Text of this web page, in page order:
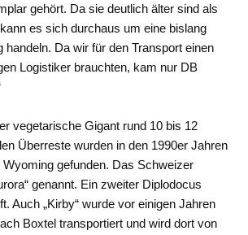
gehört. Da sie deutlich älter sind als
es sich durchaus um eine bislang
handeln. Da wir für den Transport einen
Logistiker brauchten, kam nur DB
vegetarische Gigant rund 10 bis 12
Überreste wurden in den 1990er Jahren
gefunden. Das Schweizer
genannt. Ein zweiter Diplodocus
Auch „Kirby“ wurde vor einigen Jahren
Boxtel transportiert und wird dort von